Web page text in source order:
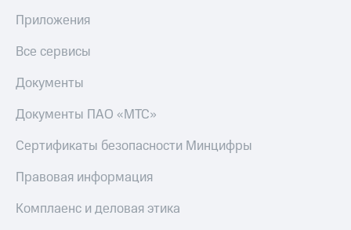
Приложения
Все сервисы
Документы
Документы ПАО «МТС»
Сертификаты безопасности Минцифры
Правовая информация
Комплаенс и деловая этика